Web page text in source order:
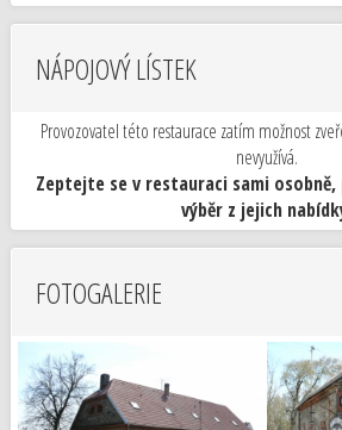
NÁPOJOVÝ LÍSTEK
Provozovatel této restaurace zatím možnost
nevyužívá.
Zeptejte se v restauraci sami osobně,
výběr z jejich
FOTOGALERIE